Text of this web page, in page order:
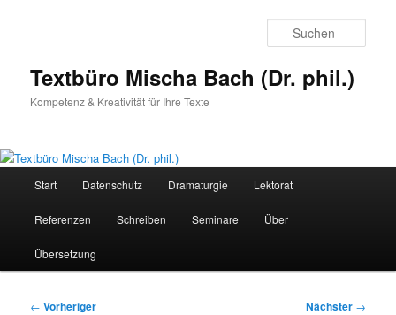
Textbüro Mischa Bach (Dr. phil.)
Kompetenz & Kreativität für Ihre Texte
Start Datenschutz Dramaturgie Lektorat
Referenzen Schreiben Seminare Über
Übersetzung
Beitragsnavigation
← Vorheriger Nächster →